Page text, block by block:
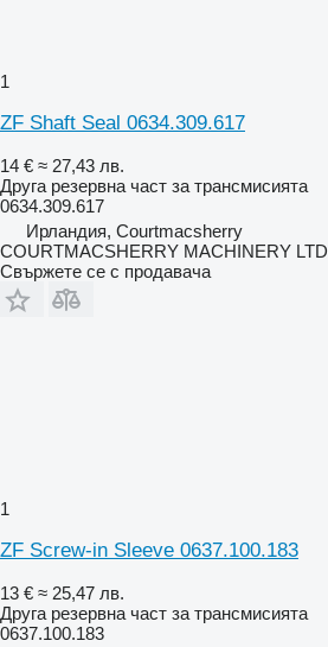
1
ZF Shaft Seal 0634.309.617
14 € ≈ 27,43 лв.
Друга резервна част за трансмисията
0634.309.617
Ирландия, Courtmacsherry
COURTMACSHERRY MACHINERY LTD
Свържете се с продавача
1
ZF Screw-in Sleeve 0637.100.183
13 € ≈ 25,47 лв.
Друга резервна част за трансмисията
0637.100.183